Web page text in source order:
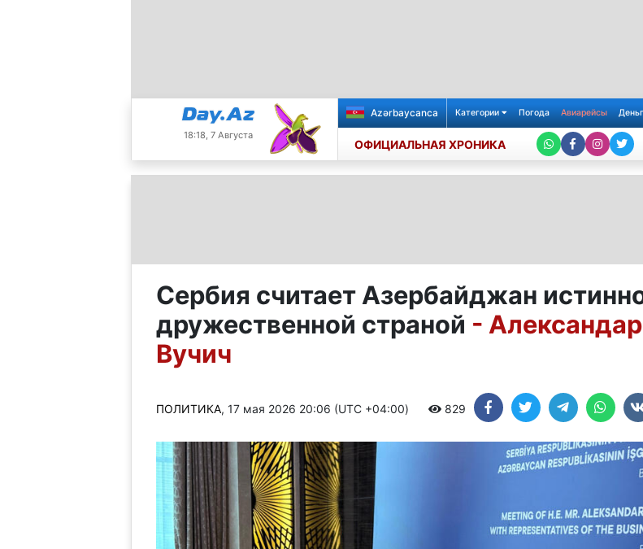
18:18, 7 Августа
Azərbaycanca Категории Погода Авиарейсы
ОФИЦИАЛЬНАЯ ХРОНИКА
Сербия считает Азербайджан
дружественной страной - Александар
Вучич
ПОЛИТИКА, 17 мая 2026 20:06 (UTC +04:00) 829